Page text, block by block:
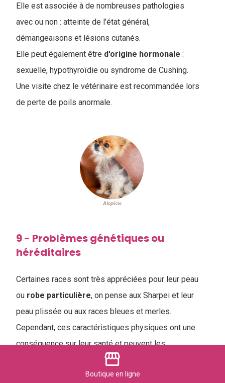
Elle est associée à de nombreuses pathologies
avec ou non : atteinte de l'état général,
démangeaisons et lésions cutanés.
Elle peut également être d'origine hormonale :
sexuelle, hypothyroïdie ou syndrome de Cushing.
Une visite chez le vétérinaire est recommandée lors
de perte de poils anormale.
9 - Problèmes génétiques ou
héréditaires
Certaines races sont très appréciées pour leur peau
ou robe particulière, on pense aux Sharpei et leur
peau plissée ou aux races bleues et merles.
Cependant, ces caractéristiques physiques ont une
conséquence sur leur santé et peuvent les
prédisposer à des pathologies
storefront
Boutique en ligne